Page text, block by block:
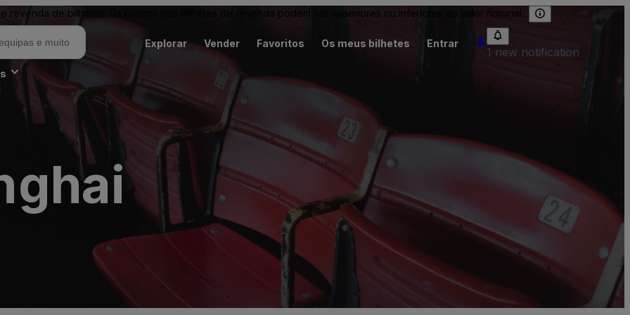
revenda de bilhetes. Os preços dos bilhetes de revenda podem ser superiores ou inferiores ao valor nominal.
Explorar Vender Favoritos Os meus bilhetes Entrar
1 new notification